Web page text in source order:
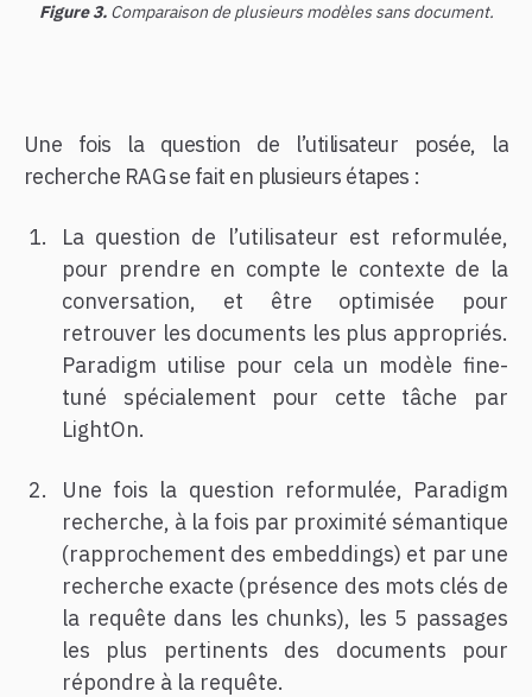
Figure 3. Comparaison de plusieurs modèles sans document.
Une fois la question de l’utilisateur posée, la
recherche RAG se fait en plusieurs étapes :
La question de l’utilisateur est reformulée,
pour prendre en compte le contexte de la
conversation, et être optimisée pour
retrouver les documents les plus appropriés.
Paradigm utilise pour cela un modèle fine-
tuné spécialement pour cette tâche par
LightOn.
Une fois la question reformulée, Paradigm
recherche, à la fois par proximité sémantique
(rapprochement des embeddings) et par une
recherche exacte (présence des mots clés de
la requête dans les chunks), les 5 passages
les plus pertinents des documents pour
répondre à la requête.